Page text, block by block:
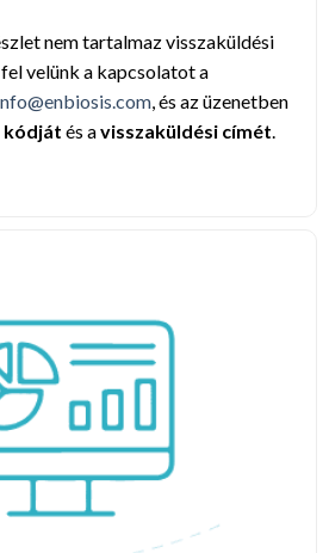
nem tartalmaz visszaküldési
velünk a kapcsolatot a
, és az üzenetben
kódját és avisszaküldési címét.